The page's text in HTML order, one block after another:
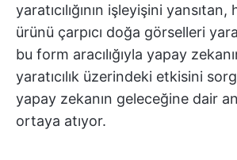
yaratıcılığının işleyişini
ürünü çarpıcı doğa görselleri
bu form aracılığıyla yapay
yaratıcılık üzerindeki etkisini
yapay zekanın geleceğine dair
ortaya atıyor.